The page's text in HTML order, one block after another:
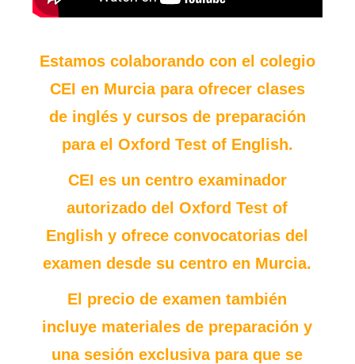
Estamos colaborando con el colegio
CEI en Murcia para ofrecer clases
de inglés y cursos de preparación
para el Oxford Test of English.
CEI es un centro examinador
autorizado del Oxford Test of
English y ofrece convocatorias del
examen desde su centro en Murcia.
El precio de examen también
incluye materiales de preparación y
una sesión exclusiva para que se